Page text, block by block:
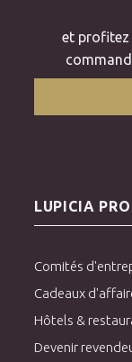
et profitez
LUPICIA PRO
Comités
Cadeaux
Hôtels &
Devenir